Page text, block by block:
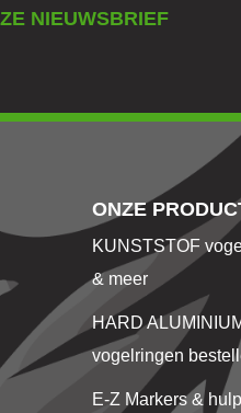
NIEUWSBRIEF
ONZE
KUNSTSTOF
& meer
HARD
vogelringen
E-Z Markers &